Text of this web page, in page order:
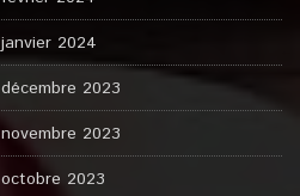
janvier 2024
décembre 2023
novembre 2023
octobre 2023